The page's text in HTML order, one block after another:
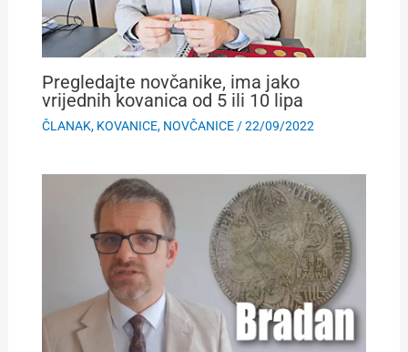
Pregledajte novčanike, ima jako
vrijednih kovanica od 5 ili 10 lipa
ČLANAK, KOVANICE, NOVČANICE/22/09/2022